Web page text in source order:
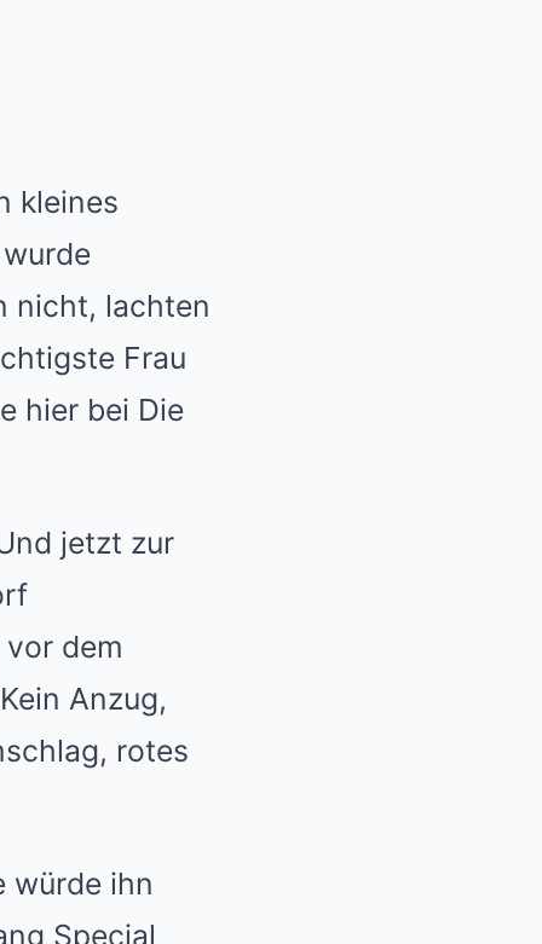
kleines
nicht, lachten
Frau
hier bei Die
jetzt zur
dem
Anzug,
rotes
würde ihn
Special